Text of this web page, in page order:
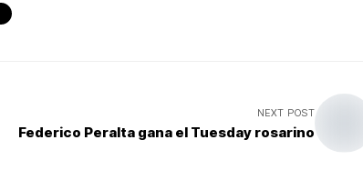
NEXT POST
Federico Peralta gana el Tuesday rosarino